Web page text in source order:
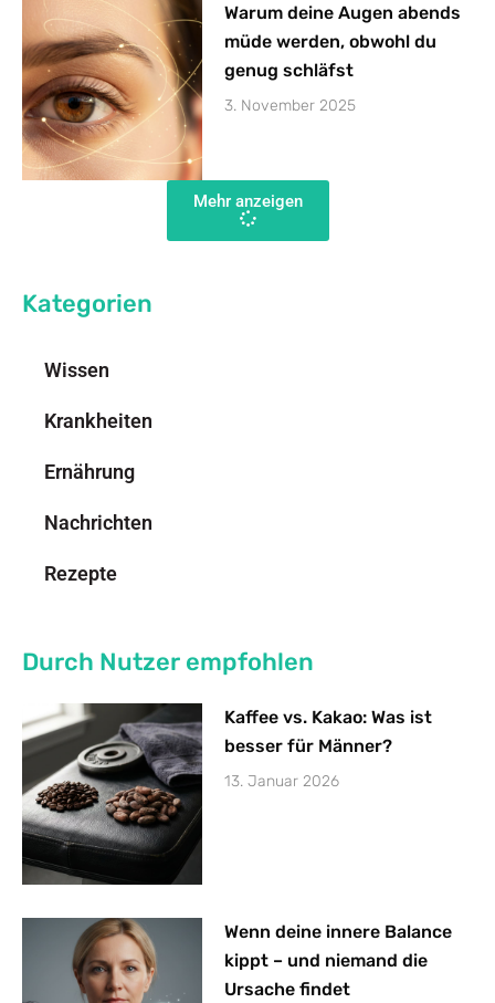
Warum deine Augen abends
müde werden, obwohl du
genug schläfst
3. November 2025
Mehr anzeigen
Kategorien
Wissen
Krankheiten
Ernährung
Nachrichten
Rezepte
Durch Nutzer empfohlen
Kaffee vs. Kakao: Was ist
besser für Männer?
13. Januar 2026
Wenn deine innere Balance
kippt – und niemand die
Ursache findet